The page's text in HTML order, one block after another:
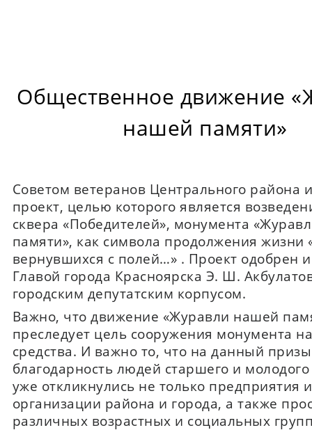
Общественное движение
нашей памяти»
Советом ветеранов Центрального района
проект, целью которого является
сквера «Победителей», монумента
памяти», как символа продолжения жизни
вернувшихся с полей…» . Проект одобрен
Главой города Красноярска Э. Ш.
городским депутатским корпусом.
Важно, что движение «Журавли нашей
преследует цель сооружения монумента
средства. И важно то, что на данный
благодарность людей старшего и
уже откликнулись не только предприятия и
организации района и города, а также
различных возрастных и социальных